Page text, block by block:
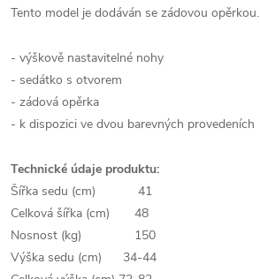
Tento model je dodáván se zádovou opěrkou.
- výškově nastavitelné nohy
- sedátko s otvorem
- zádová opěrka
- k dispozici ve dvou barevných provedeních
Technické údaje produktu:
Šířka sedu (cm) 41
Celková šířka (cm) 48
Nosnost (kg) 150
Výška sedu (cm) 34-44